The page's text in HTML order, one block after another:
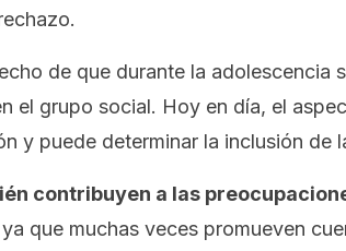
de que durante la adolescencia
el grupo social. Hoy en día, el
y puede determinar la inclusión de
contribuyen a las
que muchas veces promueven